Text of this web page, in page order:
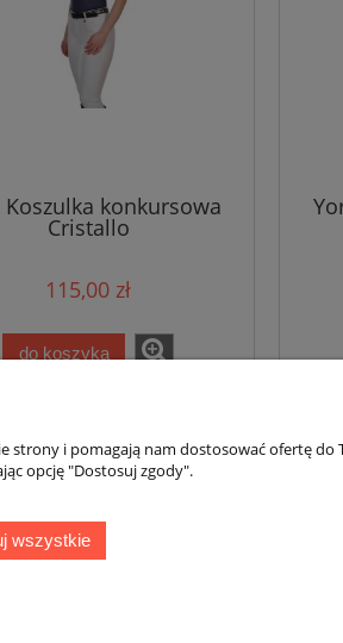
Koszulka konkursowa
Cristallo
115,00 zł
do koszyka
strony i pomagają nam dostosować ofertę
opcję "Dostosuj zgody".
wszystkie